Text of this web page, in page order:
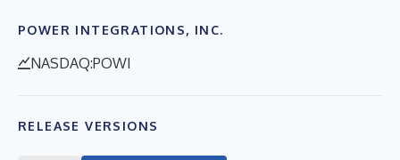
POWER INTEGRATIONS, INC.
NASDAQ:POWI
RELEASE VERSIONS